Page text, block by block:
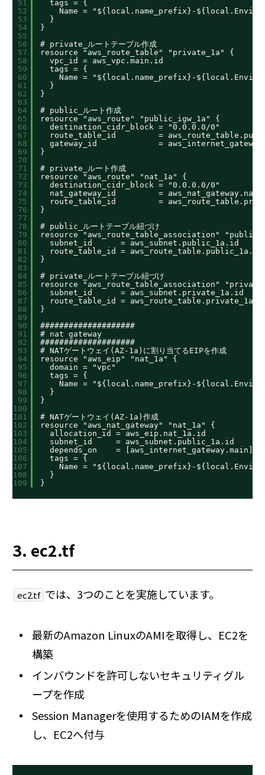
51
52
53
54
55
56
57
58
59
60
61
62
63
64
65
66
67
68
69
70
71
72
73
74
75
76
77
78
79
80
81
82
83
84
85
86
87
88
89
90
91
92
93
94
95
96
97
98
99
100
101
102
103
104
105
106
107
108
109
tags = {
Name = "${local.name_prefix}-
}
}
# private_ルートテーブル作成
resource "aws_route_table" "private_1a" {
vpc_id = aws_vpc.main.id
tags = {
Name = "${local.name_prefix}-
}
}
# public_ルート作成
resource "aws_route" "public_igw_1a" {
destination_cidr_block = "0.0.0.0/0"
route_table_id         =
gateway_id             =
}
# private_ルート作成
resource "aws_route" "nat_1a" {
destination_cidr_block = "0.0.0.0/0"
nat_gateway_id         =
route_table_id         =
}
# public_ルートテーブル紐づけ
resource "aws_route_table_association"
subnet_id      = aws_subnet.public_1a.id
route_table_id = aws_route_table.public_1a.id
}
# private_ルートテーブル紐づけ
resource "aws_route_table_association"
subnet_id      = aws_subnet.private_1a.id
route_table_id =
}
####################
# nat gateway
####################
# NATゲートウェイ(AZ-1a)に割り当てるEIPを作成
resource "aws_eip" "nat_1a" {
domain = "vpc"
tags = {
Name = "${local.name_prefix}-
}
}
# NATゲートウェイ(AZ-1a)作成
resource "aws_nat_gateway" "nat_1a" {
allocation_id = aws_eip.nat_1a.id
subnet_id     = aws_subnet.public_1a.id
depends_on    = [aws_internet_gateway.main]
tags = {
Name = "${local.name_prefix}-
}
}
3. ec2.tf
ec2.tf では、3つのことを実施しています。
最新のAmazon LinuxのAMIを取得し、EC2を
構築
インバウンドを許可しないセキュリティグル
ープを作成
Session Managerを使用するためのIAMを作成
し、EC2へ付与